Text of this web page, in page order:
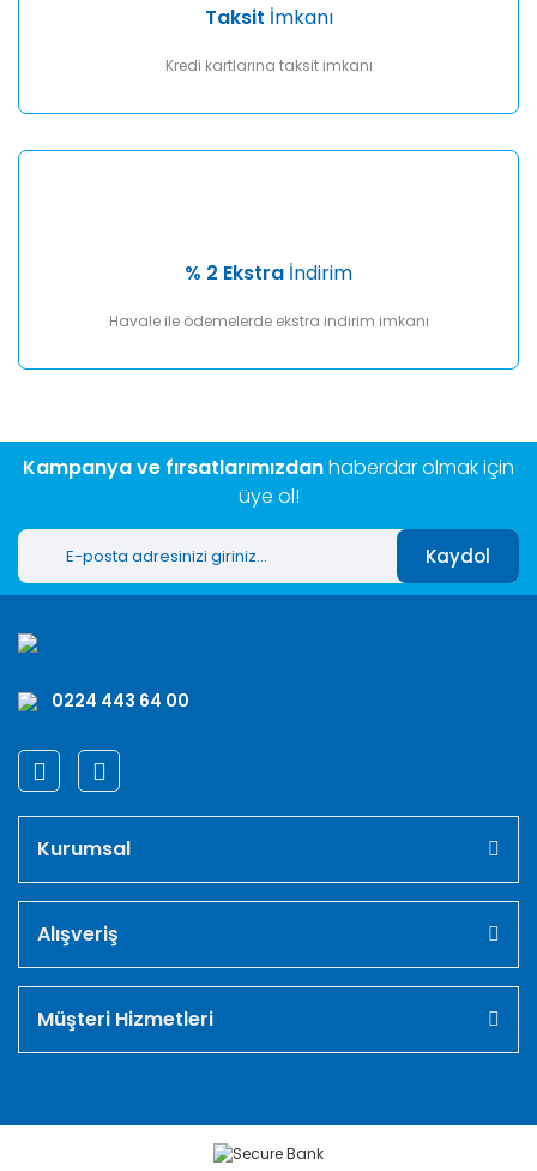
Taksit İmkanı
Kredi kartlarına taksit imkanı
% 2 Ekstra İndirim
Havale ile ödemelerde ekstra indirim imkanı
Kampanya ve fırsatlarımızdanhaberdar olmak için
üye ol!
Kaydol
0224 443 64 00
Kurumsal
Alışveriş
Müşteri Hizmetleri